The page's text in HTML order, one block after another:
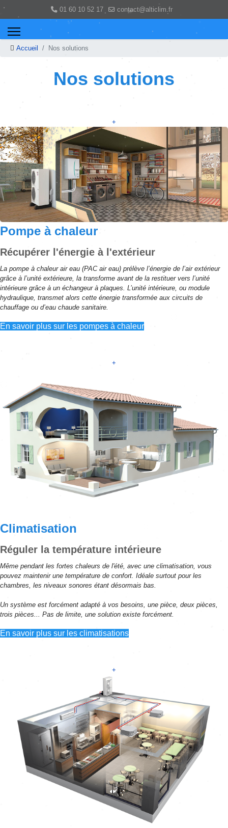
01 60 10 52 17 contact@alticlim.fr
Accueil Nos solutions
Nos solutions
+
Pompe à chaleur
Récupérer l'énergie à l'extérieur
La pompe à chaleur air eau (PAC air eau) prélève l’énergie de l’air extérieur
grâce à l’unité extérieure, la transforme avant de la restituer vers l’unité
intérieure grâce à un échangeur à plaques. L’unité intérieure, ou module
hydraulique, transmet alors cette énergie transformée aux circuits de
chauffage ou d’eau chaude sanitaire.
En savoir plus sur les pompes à chaleur
+
Climatisation
Réguler la température intérieure
Même pendant les fortes chaleurs de l'été, avec une climatisation, vous
pouvez maintenir une température de confort. Idéale surtout pour les
chambres, les niveaux sonores étant désormais bas.
Un système est forcément adapté à vos besoins, une pièce, deux pièces,
trois pièces... Pas de limite, une solution existe forcément.
En savoir plus sur les climatisations
+